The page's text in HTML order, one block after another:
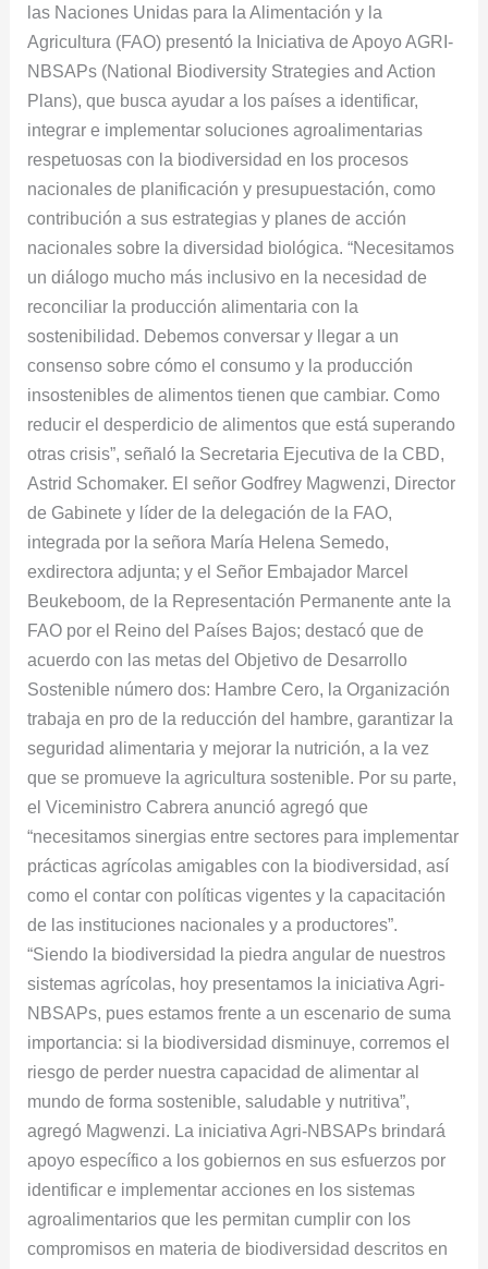
las Naciones Unidas para la Alimentación y la
Agricultura (FAO) presentó la Iniciativa de Apoyo AGRI-
NBSAPs (National Biodiversity Strategies and Action
Plans), que busca ayudar a los países a identificar,
integrar e implementar soluciones agroalimentarias
respetuosas con la biodiversidad en los procesos
nacionales de planificación y presupuestación, como
contribución a sus estrategias y planes de acción
nacionales sobre la diversidad biológica. “Necesitamos
un diálogo mucho más inclusivo en la necesidad de
reconciliar la producción alimentaria con la
sostenibilidad. Debemos conversar y llegar a un
consenso sobre cómo el consumo y la producción
insostenibles de alimentos tienen que cambiar. Como
reducir el desperdicio de alimentos que está superando
otras crisis”, señaló la Secretaria Ejecutiva de la CBD,
Astrid Schomaker. El señor Godfrey Magwenzi, Director
de Gabinete y líder de la delegación de la FAO,
integrada por la señora María Helena Semedo,
exdirectora adjunta; y el Señor Embajador Marcel
Beukeboom, de la Representación Permanente ante la
FAO por el Reino del Países Bajos; destacó que de
acuerdo con las metas del Objetivo de Desarrollo
Sostenible número dos: Hambre Cero, la Organización
trabaja en pro de la reducción del hambre, garantizar la
seguridad alimentaria y mejorar la nutrición, a la vez
que se promueve la agricultura sostenible. Por su parte,
el Viceministro Cabrera anunció agregó que
“necesitamos sinergias entre sectores para implementar
prácticas agrícolas amigables con la biodiversidad, así
como el contar con políticas vigentes y la capacitación
de las instituciones nacionales y a productores”.
“Siendo la biodiversidad la piedra angular de nuestros
sistemas agrícolas, hoy presentamos la iniciativa Agri-
NBSAPs, pues estamos frente a un escenario de suma
importancia: si la biodiversidad disminuye, corremos el
riesgo de perder nuestra capacidad de alimentar al
mundo de forma sostenible, saludable y nutritiva”,
agregó Magwenzi. La iniciativa Agri-NBSAPs brindará
apoyo específico a los gobiernos en sus esfuerzos por
identificar e implementar acciones en los sistemas
agroalimentarios que les permitan cumplir con los
compromisos en materia de biodiversidad descritos en